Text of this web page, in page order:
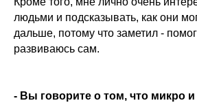
людьми и подсказывать, как они
дальше, потому что заметил -
развиваюсь сам.
- Вы говорите о том, что микро